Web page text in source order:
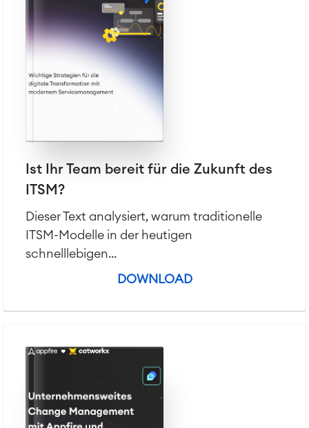
Ist Ihr Team bereit für die Zukunft des
ITSM?
Dieser Text analysiert, warum traditionelle
ITSM-Modelle in der heutigen
schnelllebigen...
DOWNLOAD